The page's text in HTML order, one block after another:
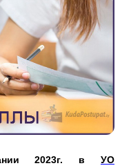
2023г. в УО